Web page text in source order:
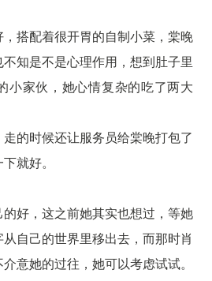
搭配着很开胃的自制小菜，棠晚
知是不是心理作用，想到肚子里
小家伙，她心情复杂的吃了两大
的时候还让服务员给棠晚打包了
就好。
好，这之前她其实也想过，等她
自己的世界里移出去，而那时肖
意她的过往，她可以考虑试试。